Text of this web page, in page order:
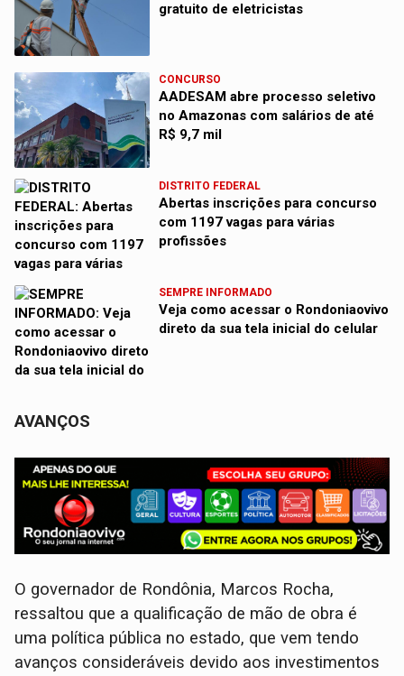
gratuito de eletricistas
CONCURSO
AADESAM abre processo seletivo
no Amazonas com salários de até
R$ 9,7 mil
DISTRITO FEDERAL
Abertas inscrições para concurso
com 1197 vagas para várias
profissões
SEMPRE INFORMADO
Veja como acessar o Rondoniaovivo
direto da sua tela inicial do celular
AVANÇOS
O governador de Rondônia, Marcos Rocha,
ressaltou que a qualificação de mão de obra é
uma política pública no estado, que vem tendo
avanços consideráveis devido aos investimentos